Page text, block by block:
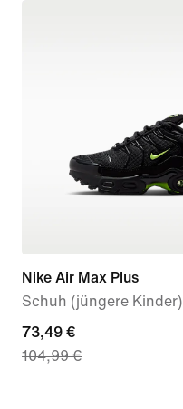
Nike Air Max Plus
Schuh (jüngere Kinder)
current
price
73,49 €
104,99 €